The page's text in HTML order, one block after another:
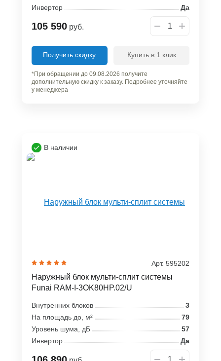
Инвертор
Да
105 590 руб.
Получить скидку Купить в 1 клик
*При обращении до 09.08.2026 получите
дополнительную скидку к заказу. Подробнее уточняйте
у менеджера
В наличии
Арт. 595202
Наружный блок мульти-сплит системы
Funai RAM-I-3OK80HP.02/U
Внутренних блоков
3
На площадь до, м²
79
Уровень шума, дБ
57
Инвертор
Да